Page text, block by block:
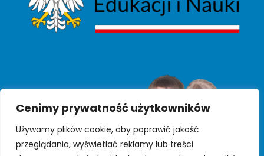
Cenimy prywatność użytkowników
Używamy plików cookie, aby poprawić jakość
przeglądania, wyświetlać reklamy lub treści